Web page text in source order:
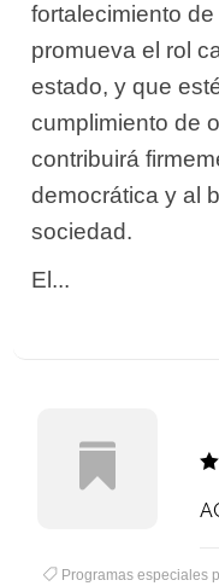
fortalecimiento
promueva el rol
estado, y que
cumplimiento de
contribuirá
democrática y al
sociedad.
El...
Programas especiales